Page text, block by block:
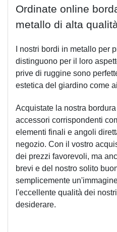
Ordinate online
metallo di alta
I nostri bordi in metallo per
distinguono per il loro
prive di ruggine sono
estetica del giardino come
Acquistate la nostra
accessori corrispondenti
elementi finali e angoli
negozio. Con il vostro
dei prezzi favorevoli, ma
brevi e del nostro solito
semplicemente
l'eccellente qualità dei
desiderare.